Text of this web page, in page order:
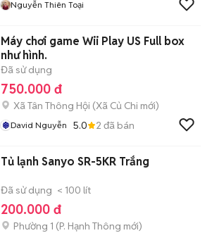
Nguyễn Thiên Toại
Máy chơi game Wii Play US Full box
như hình.
Đã sử dụng
750.000 đ
Xã Tân Thông Hội (Xã Củ Chi mới)
David Nguyễn 5.0 2 đã bán
Tủ lạnh Sanyo SR-5KR Trắng
Đã sử dụng < 100 lít
200.000 đ
Phường 1 (P. Hạnh Thông mới)